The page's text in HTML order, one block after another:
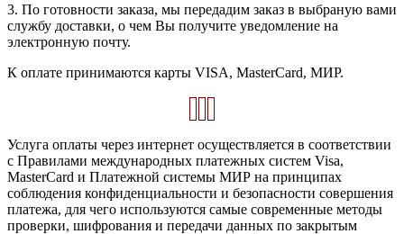
3. По готовности заказа, мы передадим заказ в выбраную вами
службу доставки, о чем Вы получите уведомление на
электронную почту.
К оплате принимаются карты VISA, MasterCard, МИР.
Услуга оплаты через интернет осуществляется в соответствии
с Правилами международных платежных систем Visa,
MasterCard и Платежной системы МИР на принципах
соблюдения конфиденциальности и безопасности совершения
платежа, для чего используются самые современные методы
проверки, шифрования и передачи данных по закрытым